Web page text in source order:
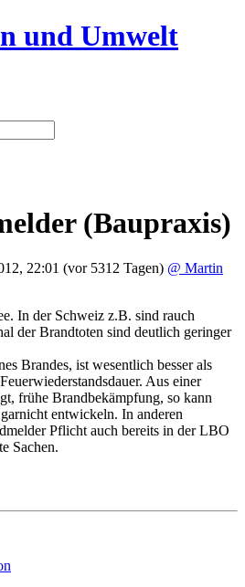
und Umwelt
(Baupraxis)
22:01 (vor 5312 Tagen) @ Martin
In der Schweiz z.B. sind rauch
der Brandtoten sind deutlich geringer
Brandes, ist wesentlich besser als
Aus einer
frühe Brandbekämpfung, so kann
entwickeln. In anderen
Pflicht auch bereits in der LBO
Sachen.